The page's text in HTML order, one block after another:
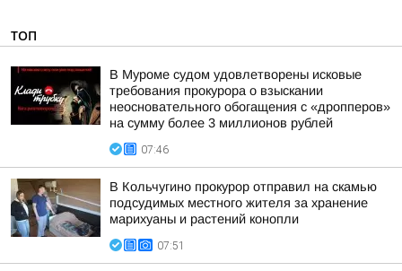
ТОП
В Муроме судом удовлетворены исковые
требования прокурора о взыскании
неосновательного обогащения с «дропперов»
на сумму более 3 миллионов рублей
07:46
В Кольчугино прокурор отправил на скамью
подсудимых местного жителя за хранение
марихуаны и растений конопли
07:51